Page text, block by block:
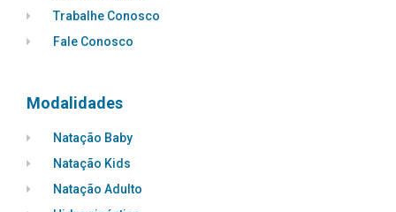
Trabalhe Conosco
Fale Conosco
Modalidades
Natação Baby
Natação Kids
Natação Adulto